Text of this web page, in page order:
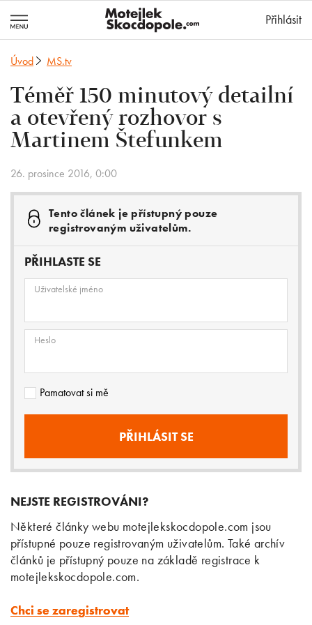
Přihlásit
Úvod MS.tv
Téměř 150 minutový detailní
a otevřený rozhovor s
Martinem Štefunkem
26. prosince 2016, 0:00
Tento článek je přístupný pouze
registrovaným uživatelům.
PŘIHLASTE SE
Uživatelské jméno
Heslo
Pamatovat si mě
NEJSTE REGISTROVÁNI?
Některé články webu motejlekskocdopole.com jsou
přístupné pouze registrovaným uživatelům. Také archív
článků je přístupný pouze na základě registrace k
motejlekskocdopole.com.
Chci se zaregistrovat